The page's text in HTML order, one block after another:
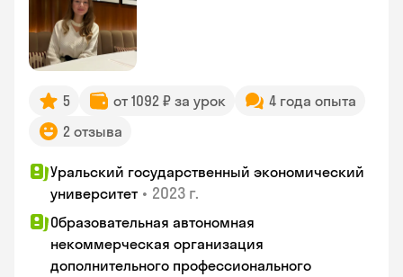
5 от 1092 ₽ за урок
4 года опыта
2 отзыва
Уральский государственный экономический
университет • 2023 г.
Образовательная автономная
некоммерческая организация
дополнительного профессионального